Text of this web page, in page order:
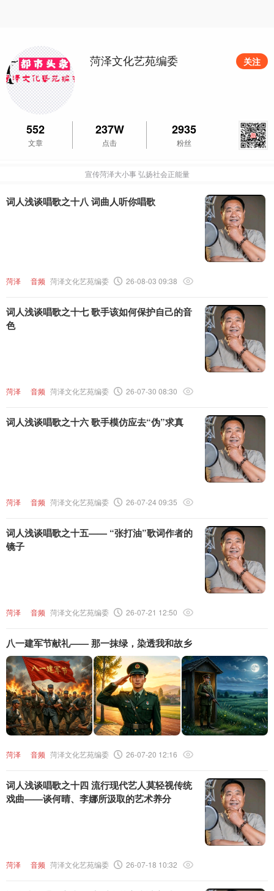
菏泽文化艺苑编委 关注
552
文章
237W
点击
2935
粉丝
宣传菏泽大小事 弘扬社会正能量
词人浅谈唱歌之十八 词曲人听你唱歌
菏泽 音频 菏泽文化艺苑编委 26-08-03 09:38
词人浅谈唱歌之十七 歌手该如何保护自己的音
色
菏泽 音频 菏泽文化艺苑编委 26-07-30 08:30
词人浅谈唱歌之十六 歌手模仿应去“伪”求真
菏泽 音频 菏泽文化艺苑编委 26-07-24 09:35
词人浅谈唱歌之十五—— “张打油”歌词作者的
镜子
菏泽 音频 菏泽文化艺苑编委 26-07-21 12:50
八一建军节献礼—— 那一抹绿，染透我和故乡
菏泽 音频 菏泽文化艺苑编委 26-07-20 12:16
词人浅谈唱歌之十四 流行现代艺人莫轻视传统
戏曲——谈何晴、李娜所汲取的艺术养分
菏泽 音频 菏泽文化艺苑编委 26-07-18 10:32